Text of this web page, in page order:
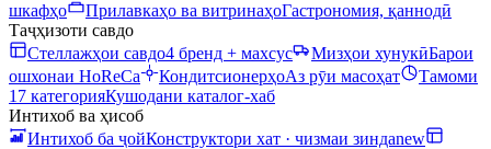
шкафҳо
Прилавкаҳо ва витринаҳоГастрономия, қаннодӣ
Таҷҳизоти савдо
Стеллажҳои савдо4 бренд + махсус Мизҳои хунукӣБарои
ошхонаи HoReCa
КондитсионерҳоАз рӯи масоҳат
Тамоми
17 категорияКушодани каталог-хаб
Интихоб ва ҳисоб
Интихоб ба ҷойКонструктори хат · чизмаи зиндаnew